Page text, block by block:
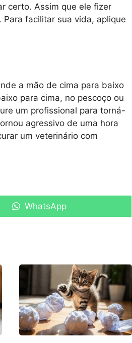
certo. Assim que ele fizer
facilitar sua vida, aplique
a mão de cima para baixo
para cima, no pescoço ou
um profissional para torná-
agressivo de uma hora
um veterinário com
Share
WhatsApp